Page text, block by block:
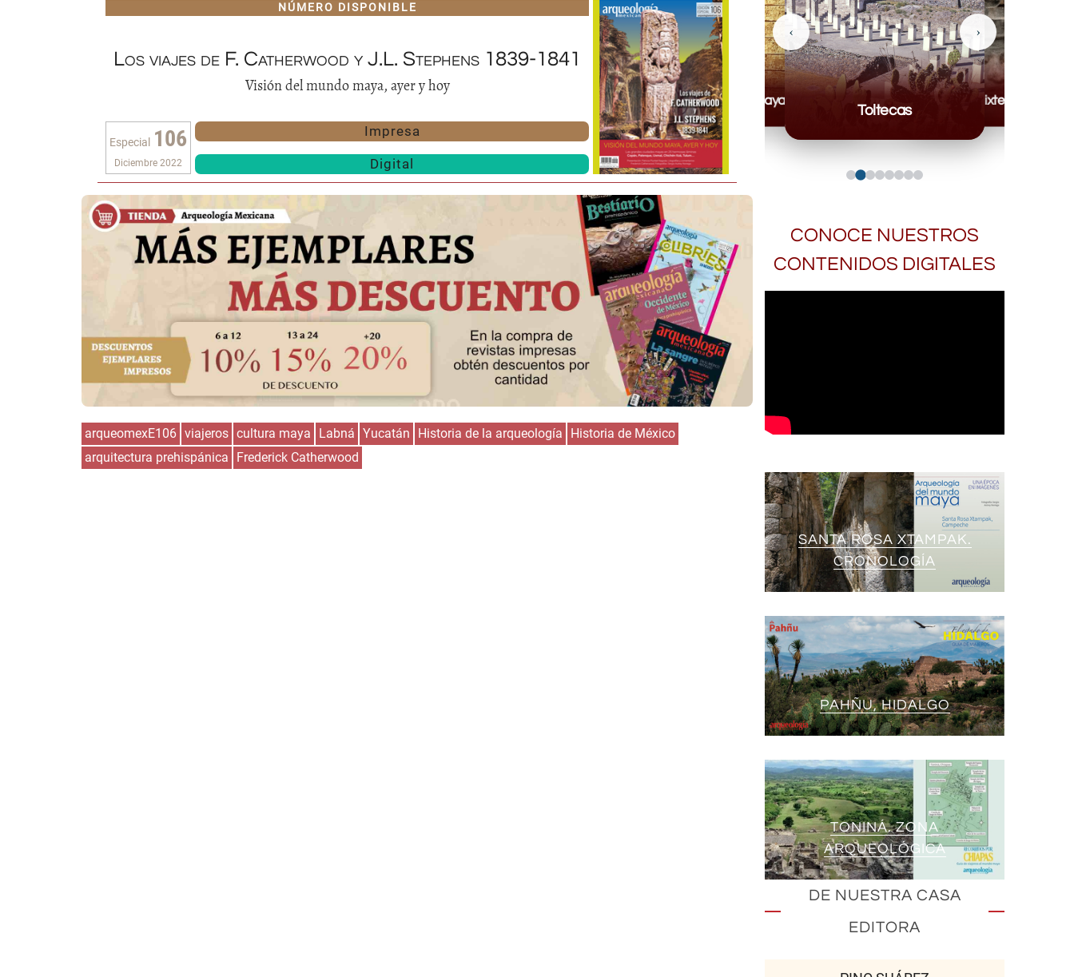
NÚMERO DISPONIBLE
Los viajes de F. Catherwood y J.L. Stephens 1839-1841
Visión del mundo maya, ayer y hoy
Especial 106
Diciembre 2022
Impresa
Digital
arqueomexE106 viajeros cultura maya Labná Yucatán Historia de la arqueología
Historia de México
arquitectura prehispánica
Frederick Catherwood
Mayas
Toltecas
Mixteca
Olmecas
‹ ›
CONOCE NUESTROS
CONTENIDOS DIGITALES
SANTA ROSA XTAMPAK.
CRONOLOGÍA
PAHÑU, HIDALGO
TONINÁ. ZONA
ARQUEOLÓGICA
DE NUESTRA CASA
EDITORA